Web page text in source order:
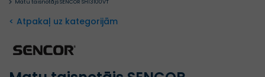
Matu taisnotājs SENCOR SHI3100VT
< Atpakaļ uz kategorijām